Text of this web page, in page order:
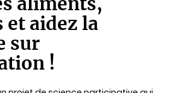
aidez la
sur
!